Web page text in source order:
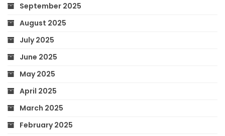
September 2025
August 2025
July 2025
June 2025
May 2025
April 2025
March 2025
February 2025